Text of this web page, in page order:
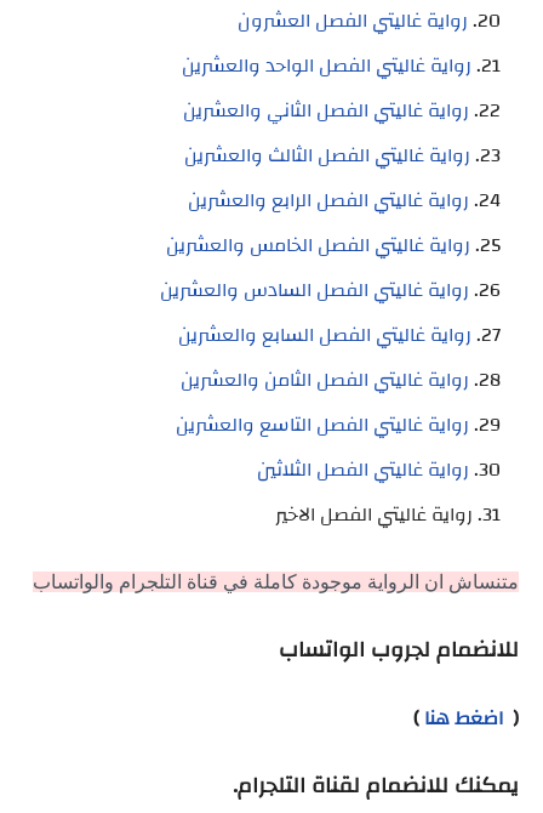
رواية غاليتي الفصل العشرون
رواية غاليتي الفصل الواحد والعشرين
رواية غاليتي الفصل الثاني والعشرين
رواية غاليتي الفصل الثالث والعشرين
رواية غاليتي الفصل الرابع والعشرين
رواية غاليتي الفصل الخامس والعشرين
رواية غاليتي الفصل السادس والعشرين
رواية غاليتي الفصل السابع والعشرين
رواية غاليتي الفصل الثامن والعشرين
رواية غاليتي الفصل التاسع والعشرين
رواية غاليتي الفصل الثلاثين
رواية غاليتي الفصل الاخير
متنساش ان الرواية موجودة كاملة في قناة التلجرام والواتساب
للانضمام لجروب الواتساب
( اضغط هنا)
يمكنك للانضمام لقناة التلجرام.